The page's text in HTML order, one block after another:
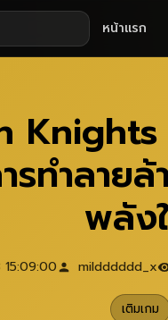
หน้าแรก
รทำลาย
พลัง
mildddddd_x
เติมเกม